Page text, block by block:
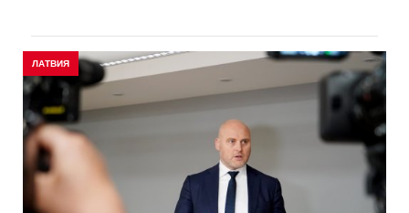
ЛАТВИЯ